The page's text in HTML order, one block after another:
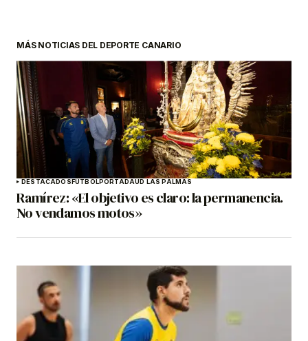
MÁS NOTICIAS DEL DEPORTE CANARIO
DESTACADOS FÚTBOLPORTADAUD LAS PALMAS
Ramírez: «El objetivo es claro: la permanencia.
No vendamos motos»